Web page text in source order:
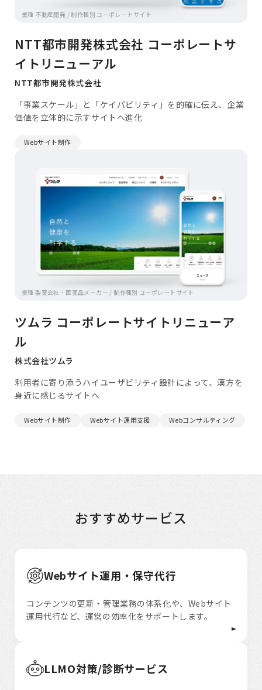
業種 不動産開発 / 制作種別 コーポレートサイト
NTT都市開発株式会社 コーポレートサ
イトリニューアル
NTT都市開発株式会社
「事業スケール」と「ケイパビリティ」を的確に伝え、企業
価値を立体的に示すサイトへ進化
Webサイト制作
業種 製薬会社・医薬品メーカー / 制作種別 コーポレートサイト
ツムラ コーポレートサイトリニューア
ル
株式会社ツムラ
利用者に寄り添うハイユーザビリティ設計によって、漢方を
身近に感じるサイトへ
Webサイト制作 Webサイト運用支援 Webコンサルティング
おすすめサービス
Webサイト運用・保守代行
コンテンツの更新・管理業務の体系化や、Webサイト
運用代行など、運営の効率化をサポートします。
LLMO対策/診断サービス